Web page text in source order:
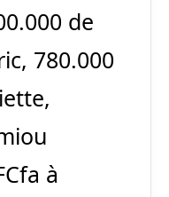
de
780.000
à